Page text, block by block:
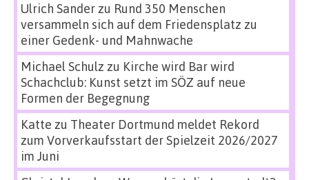
Ulrich Sanderzu Rund 350 Menschen
versammeln sich auf dem Friedensplatz zu
einer Gedenk- und Mahnwache
Michael Schulz zu Kirche wird Bar wird
Schachclub: Kunst setzt im SÖZ auf neue
Formen der Begegnung
Katte zu Theater Dortmund meldet Rekord
zum Vorverkaufsstart der Spielzeit 2026/2027
im Juni